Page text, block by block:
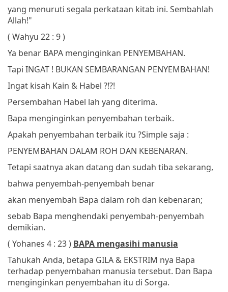
yang menuruti segala perkataan kitab ini. Sembahlah
Allah!"
( Wahyu 22 : 9 )
Ya benar BAPA menginginkan PENYEMBAHAN.
Tapi INGAT ! BUKAN SEMBARANGAN PENYEMBAHAN!
Ingat kisah Kain & Habel ?!?!
Persembahan Habel lah yang diterima.
Bapa menginginkan penyembahan terbaik.
Apakah penyembahan terbaik itu ?Simple saja :
PENYEMBAHAN DALAM ROH DAN KEBENARAN.
Tetapi saatnya akan datang dan sudah tiba sekarang,
bahwa penyembah-penyembah benar
akan menyembah Bapa dalam roh dan kebenaran;
sebab Bapa menghendaki penyembah-penyembah
demikian.
( Yohanes 4 : 23 ) BAPA mengasihi manusia
Tahukah Anda, betapa GILA & EKSTRIM nya Bapa
terhadap penyembahan manusia tersebut. Dan Bapa
menginginkan penyembahan itu di Sorga.